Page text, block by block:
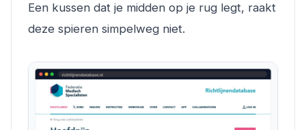
Een kussen dat je midden op je rug legt, raakt
deze spieren simpelweg niet.